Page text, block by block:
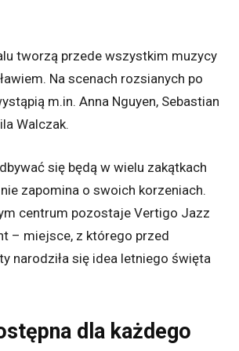
tworzą przede wszystkim muzycy
Na scenach rozsianych po
m.in. Anna Nguyen, Sebastian
Walczak.
się będą w wielu zakątkach
zapomina o swoich korzeniach.
centrum pozostaje Vertigo Jazz
– miejsce, z którego przed
narodziła się idea letniego święta
dla każdego